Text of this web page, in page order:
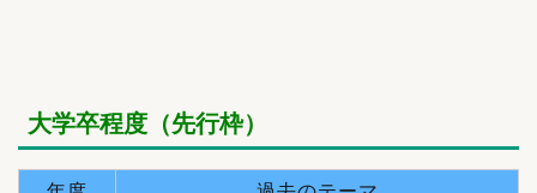
大学卒程度（先行枠）